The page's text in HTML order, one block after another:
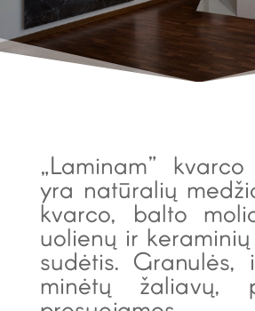
„Laminam”
yra natūralių
kvarco, balto
uolienų ir
sudėtis. Granulės,
minėtų žaliavų,